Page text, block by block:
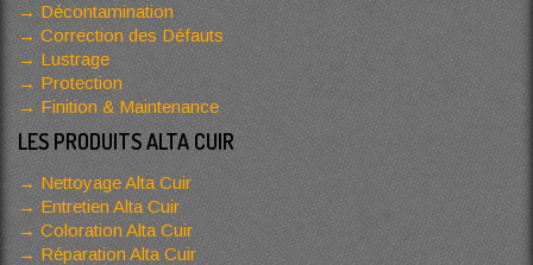
Décontamination
Correction des Défauts
Lustrage
Protection
Finition & Maintenance
LES PRODUITS ALTA CUIR
Nettoyage Alta Cuir
Entretien Alta Cuir
Coloration Alta Cuir
Réparation Alta Cuir